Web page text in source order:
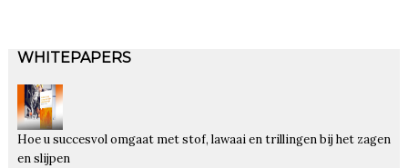
WHITEPAPERS
Hoe u succesvol omgaat met stof, lawaai en trillingen bij het zagen
en slijpen